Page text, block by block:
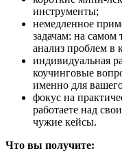
инструменты;
немедленное
задачам: на самом
анализ проблем в
индивидуальная
коучинговые
именно для
фокус на
работаете над
чужие кейсы.
Что вы получите: